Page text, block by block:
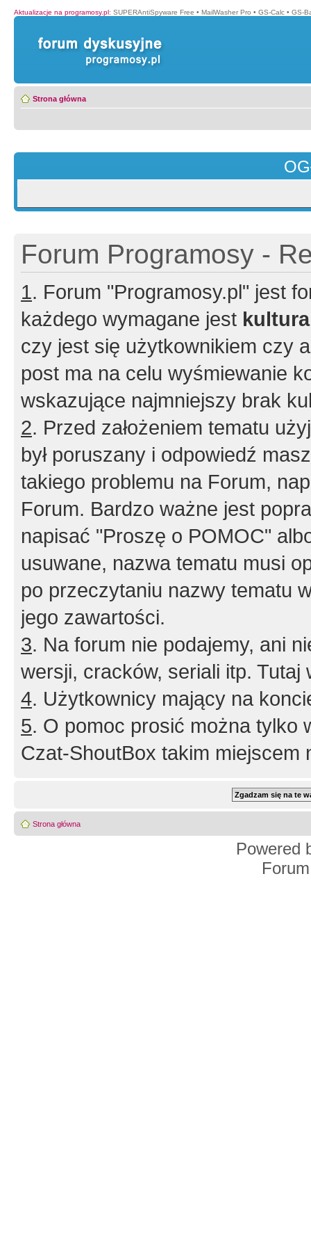
Aktualizacje na programosy.pl: SUPERAntiSpyware Free • MailWasher Pro • GS-Calc • GS-
Strona główna
Forum Programosy -
1. Forum "Programosy.pl" jest
każdego wymagane jest
czy jest się użytkownikiem czy
post ma na celu wyśmiewanie
wskazujące najmniejszy brak
2. Przed założeniem tematu
był poruszany i odpowiedź
takiego problemu na Forum,
Forum. Bardzo ważne jest
napisać "Proszę o POMOC"
usuwane, nazwa tematu musi
po przeczytaniu nazwy tematu
jego zawartości.
3. Na forum nie podajemy, ani
wersji, cracków, seriali itp. Tutaj
4. Użytkownicy mający na
5. O pomoc prosić można tylko
Czat-ShoutBox takim miejscem
Strona główna
Powered